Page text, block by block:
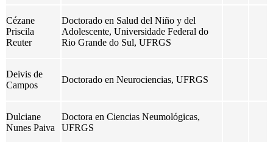
Cézane
Priscila
Reuter
Doctorado en Salud del Niño y del
Adolescente, Universidade Federal do
Rio Grande do Sul, UFRGS
Deivis de
Campos
Doctorado en Neurociencias, UFRGS
Dulciane
Nunes Paiva
Doctora en Ciencias Neumológicas,
UFRGS